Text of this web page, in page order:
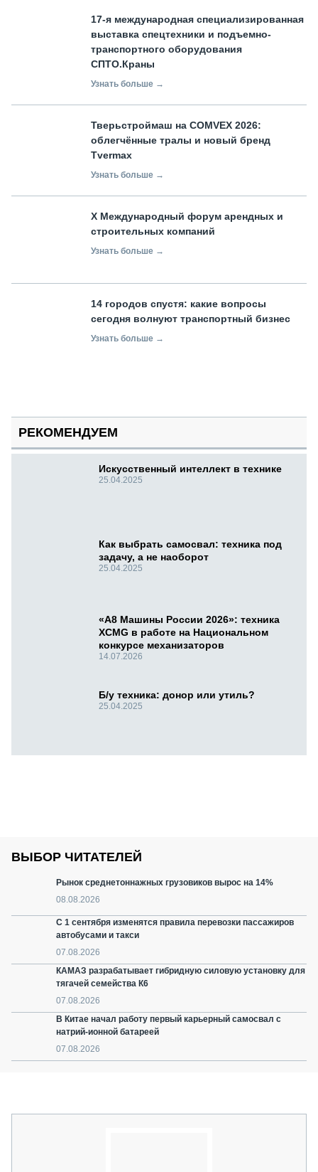
17-я международная специализированная
выставка спецтехники и подъемно-
транспортного оборудования
СПТО.Краны
Узнать больше →
Тверьстроймаш на COMVEX 2026:
облегчённые тралы и новый бренд
Tvermax
Узнать больше →
X Международный форум арендных и
строительных компаний
Узнать больше →
14 городов спустя: какие вопросы
сегодня волнуют транспортный бизнес
Узнать больше →
РЕКОМЕНДУЕМ
Искусственный интеллект в технике
25.04.2025
Как выбрать самосвал: техника под
задачу, а не наоборот
25.04.2025
«А8 Машины России 2026»: техника
XCMG в работе на Национальном
конкурсе механизаторов
14.07.2026
Б/у техника: донор или утиль?
25.04.2025
ВЫБОР ЧИТАТЕЛЕЙ
Рынок среднетоннажных грузовиков вырос на 14%
08.08.2026
С 1 сентября изменятся правила перевозки пассажиров
автобусами и такси
07.08.2026
КАМАЗ разрабатывает гибридную силовую установку для
тягачей семейства К6
07.08.2026
В Китае начал работу первый карьерный самосвал с
натрий-ионной батареей
07.08.2026